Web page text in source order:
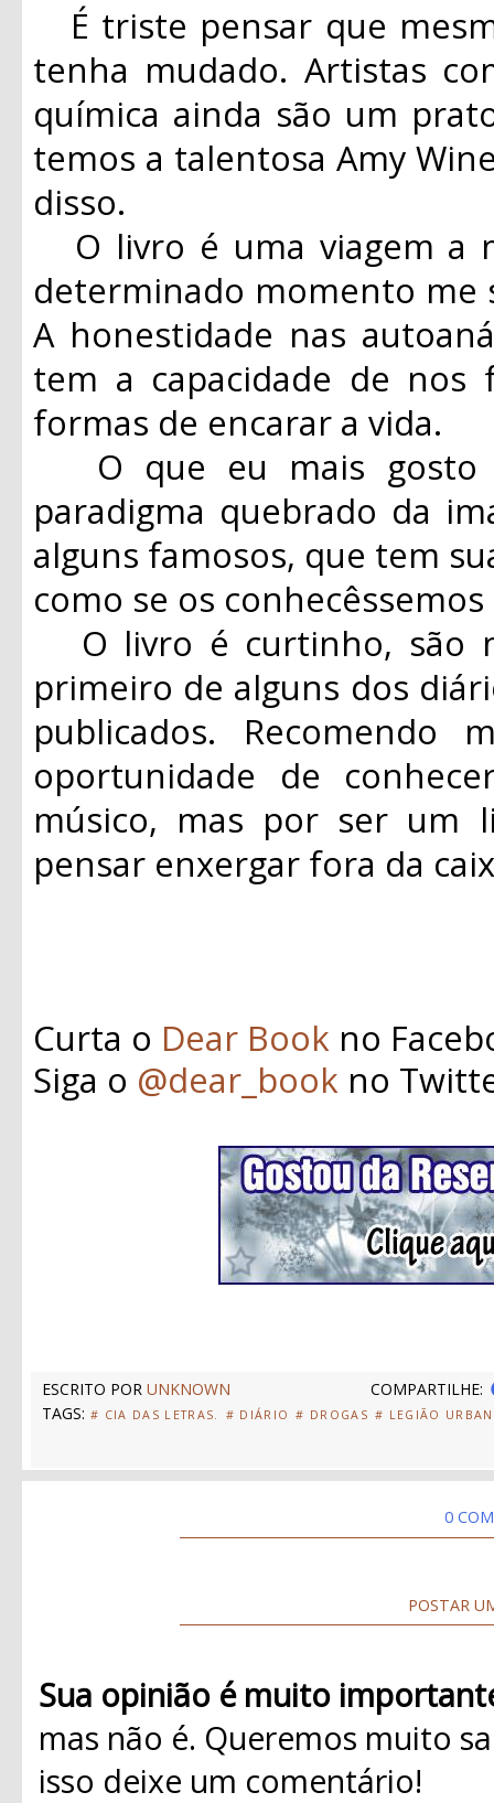
É triste pensar que
tenha mudado. Artistas
química ainda são um
temos a talentosa Amy
disso.
O livro é uma viagem a
determinado momento me
A honestidade nas
tem a capacidade de nos
formas de encarar a vida.
O que eu mais gosto
paradigma quebrado da
alguns famosos, que tem
como se os
O livro é curtinho, são
primeiro de alguns dos
publicados.
oportunidade de
músico, mas por ser um
pensar enxergar fora da
Curta o Dear Book no
Siga o @dear_book no
ESCRITO POR UNKNOWN
COMPARTILHE:
TAGS: # CIA DAS LETRAS. # DIÁRIO # DROGAS # LEGIÃO
0
POSTAR
Sua opinião é muito
mas não é. Queremos muito
isso deixe um comentário!